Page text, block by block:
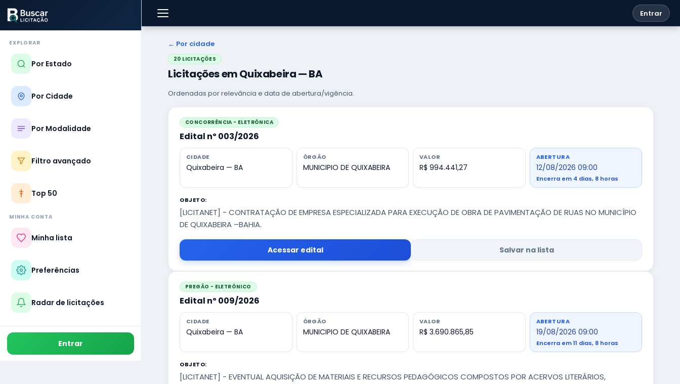
Entrar
EXPLORAR
Por Estado
Por Cidade
Por Modalidade
Filtro avançado
Top 50
MINHA CONTA
Minha lista
Preferências
Radar de licitações
Entrar
← Por cidade
20 LICITAÇÕES
Licitações em Quixabeira — BA
Ordenadas por relevância e data de abertura/vigência.
CONCORRÊNCIA - ELETRÔNICA
Edital nº 003/2026
CIDADE
Quixabeira — BA
ÓRGÃO
MUNICIPIO DE QUIXABEIRA
VALOR
R$ 994.441,27
ABERTURA
12/08/2026 09:00
Encerra em 4 dias, 8 horas
OBJETO:
[LICITANET] - CONTRATAÇÃO DE EMPRESA ESPECIALIZADA PARA EXECUÇÃO DE OBRA DE PAVIMENTAÇÃO DE RUAS NO MUNICÍPIO
DE QUIXABEIRA –BAHIA.
Acessar edital Salvar na lista
PREGÃO - ELETRÔNICO
Edital nº 009/2026
CIDADE
Quixabeira — BA
ÓRGÃO
MUNICIPIO DE QUIXABEIRA
VALOR
R$ 3.690.865,85
ABERTURA
19/08/2026 09:00
Encerra em 11 dias, 8 horas
OBJETO:
[LICITANET] - EVENTUAL AQUISIÇÃO DE MATERIAIS E RECURSOS PEDAGÓGICOS COMPOSTOS POR ACERVOS LITERÁRIOS,